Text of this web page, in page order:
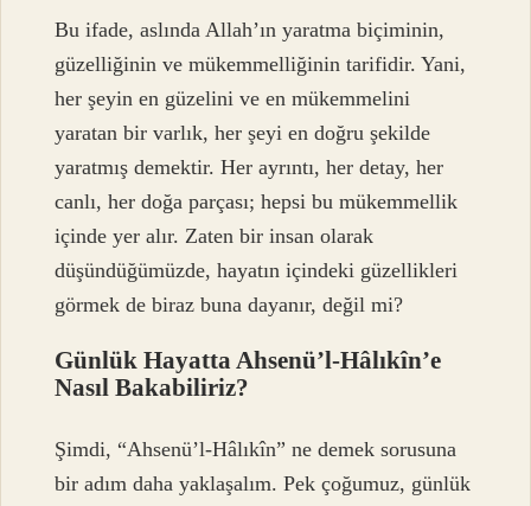
Bu ifade, aslında Allah’ın yaratma biçiminin,
güzelliğinin ve mükemmelliğinin tarifidir. Yani,
her şeyin en güzelini ve en mükemmelini
yaratan bir varlık, her şeyi en doğru şekilde
yaratmış demektir. Her ayrıntı, her detay, her
canlı, her doğa parçası; hepsi bu mükemmellik
içinde yer alır. Zaten bir insan olarak
düşündüğümüzde, hayatın içindeki güzellikleri
görmek de biraz buna dayanır, değil mi?
Günlük Hayatta Ahsenü’l-Hâlıkîn’e
Nasıl Bakabiliriz?
Şimdi, “Ahsenü’l-Hâlıkîn” ne demek sorusuna
bir adım daha yaklaşalım. Pek çoğumuz, günlük